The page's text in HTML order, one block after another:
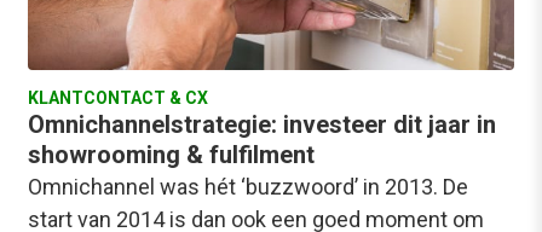
KLANTCONTACT & CX
Omnichannelstrategie: investeer dit jaar in
showrooming & fulfilment
Omnichannel was hét ‘buzzwoord’ in 2013. De
start van 2014 is dan ook een goed moment om